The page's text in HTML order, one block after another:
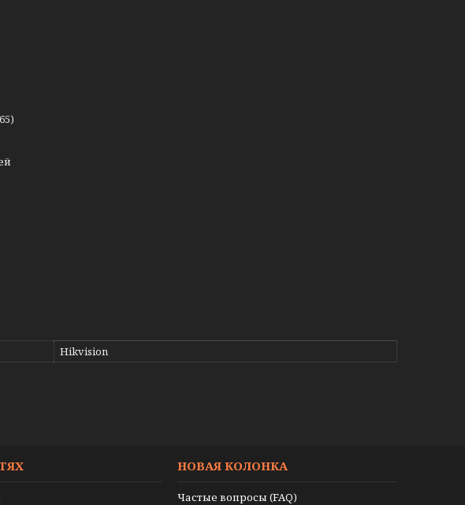
Hikvision
НОВАЯ КОЛОНКА
Частые вопросы (FAQ)